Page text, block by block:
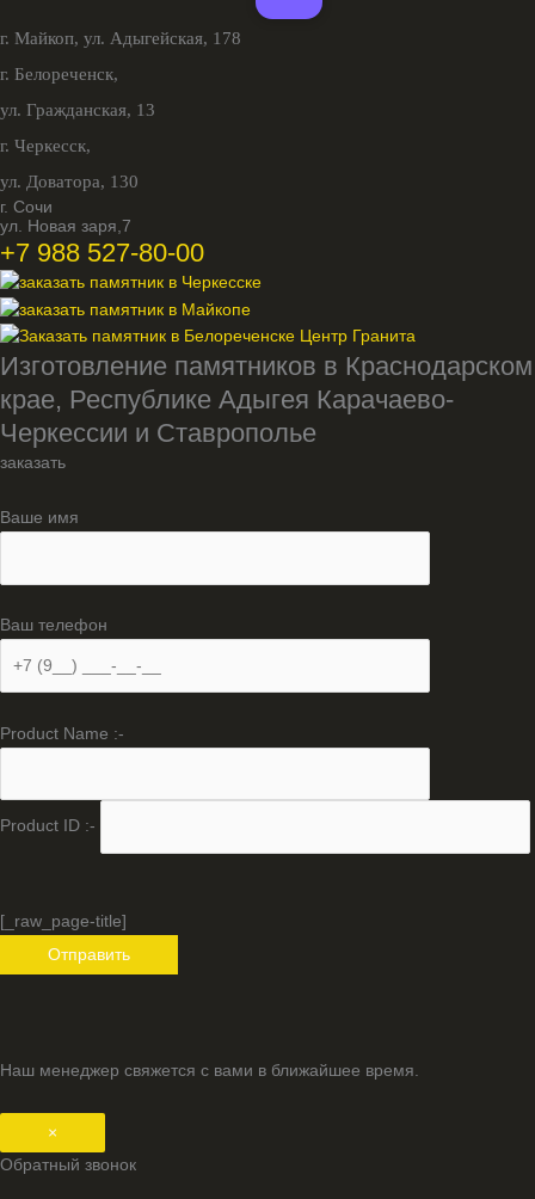
г. Майкоп, ул. Адыгейская, 178
г. Белореченск,
ул. Гражданская, 13
г. Черкесск,
ул. Доватора, 130
г. Сочи
ул. Новая заря,7
+7 988 527-80-00
Изготовление памятников в Краснодарском
крае, Республике Адыгея Карачаево-
Черкессии и Ставрополье
заказать
Ваше имя
Ваш телефон
Product Name :-
Product ID :-
[_raw_page-title]
Наш менеджер свяжется с вами в ближайшее время.
×
Обратный звонок